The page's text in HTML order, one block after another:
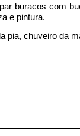
buracos com
e pintura.
pia, chuveiro da